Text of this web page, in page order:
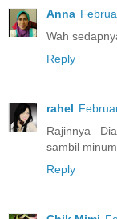
Anna
Wah
Reply
rahel
Rajinnya
sambil minum
Reply